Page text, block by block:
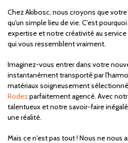
Chez Akibosc, nous croyons que
qu'un simple lieu de vie. C'est
expertise et notre créativité au
qui vous ressemblent vraiment.
Imaginez-vous entrer dans votre
instantanément transporté par
matériaux soigneusement
Rodezparfaitement agencé. Avec
talentueux et notre savoir-faire
une réalité.
Mais ce n'est pas tout ! Nous ne nous